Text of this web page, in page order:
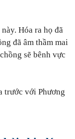
Hóa ra họ đã
đã âm thầm mai
sẽ bênh vực
trước với Phương